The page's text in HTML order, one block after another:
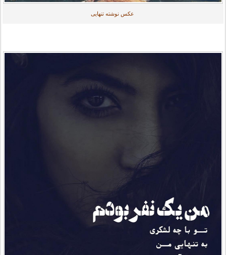
عکس نوشته تنهایی